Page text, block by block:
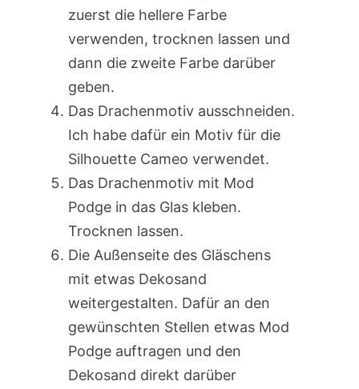
zuerst die hellere Farbe
verwenden, trocknen lassen und
dann die zweite Farbe darüber
geben.
Das Drachenmotiv ausschneiden.
Ich habe dafür ein Motiv für die
Silhouette Cameo verwendet.
Das Drachenmotiv mit Mod
Podge in das Glas kleben.
Trocknen lassen.
Die Außenseite des Gläschens
mit etwas Dekosand
weitergestalten. Dafür an den
gewünschten Stellen etwas Mod
Podge auftragen und den
Dekosand direkt darüber